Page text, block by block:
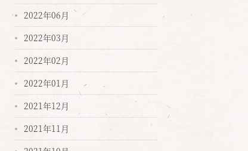
2022年06月
2022年03月
2022年02月
2022年01月
2021年12月
2021年11月